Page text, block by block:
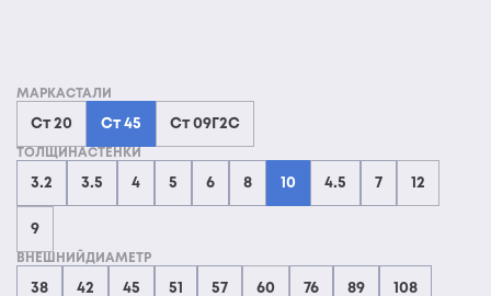
МАРКАСТАЛИ
Ст 20 Ст 45 Ст 09Г2С
ТОЛЩИНАСТЕНКИ
3.2 3.5 4 5 6 8 10 4.5 7 12
9
ВНЕШНИЙДИАМЕТР
38 42 45 51 57 60 76 89 108